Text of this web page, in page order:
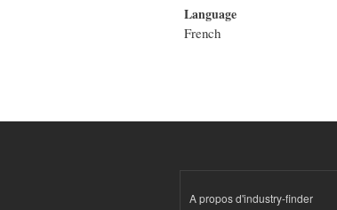
Language
French
A propos d'industry-finder